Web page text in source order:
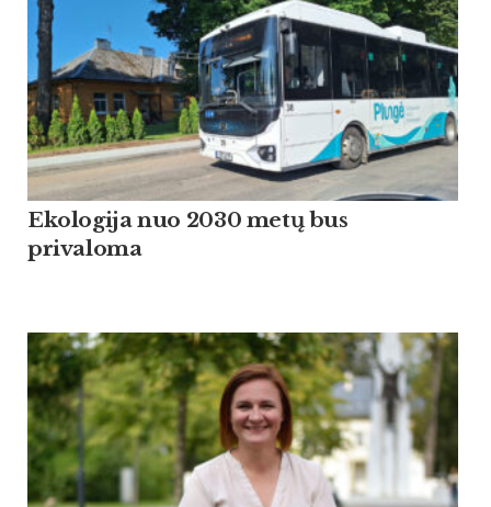
Ekologija nuo 2030 metų bus
privaloma